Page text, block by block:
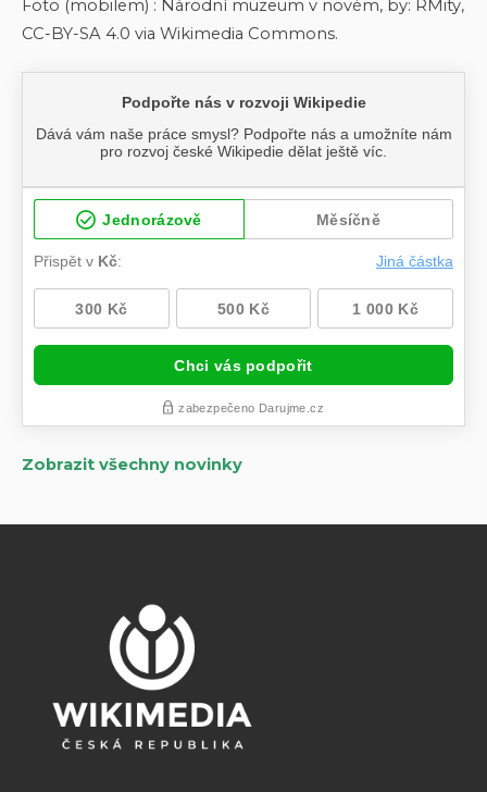
Foto (mobilem) : Národní muzeum v novém, by: RMity,
CC-BY-SA 4.0 via Wikimedia Commons.
Zobrazit všechny novinky